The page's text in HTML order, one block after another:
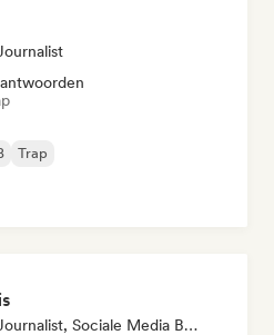
Trap
Media Outlet/Journalist, Sociale Media Beïnvloeder